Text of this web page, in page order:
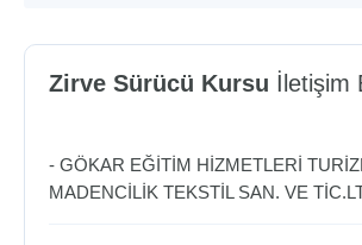
Zirve Sürücü Kursu İletişim
- GÖKAR EĞİTİM HİZMETLERİ
MADENCİLİK TEKSTİL SAN. VE